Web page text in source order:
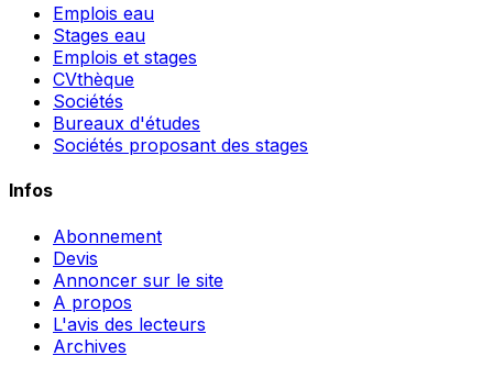
Emplois eau
Stages eau
Emplois et stages
CVthèque
Sociétés
Bureaux d'études
Sociétés proposant des stages
Infos
Abonnement
Devis
Annoncer sur le site
A propos
L'avis des lecteurs
Archives